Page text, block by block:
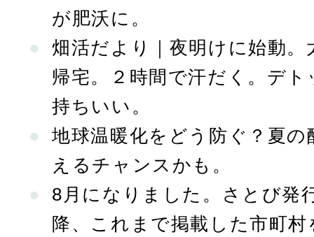
が肥沃に。
畑活だより｜夜明けに始動
帰宅。２時間で汗だく。デ
持ちいい。
地球温暖化をどう防ぐ？夏
えるチャンスかも。
8月になりました。さとび発
降、これまで掲載した市町